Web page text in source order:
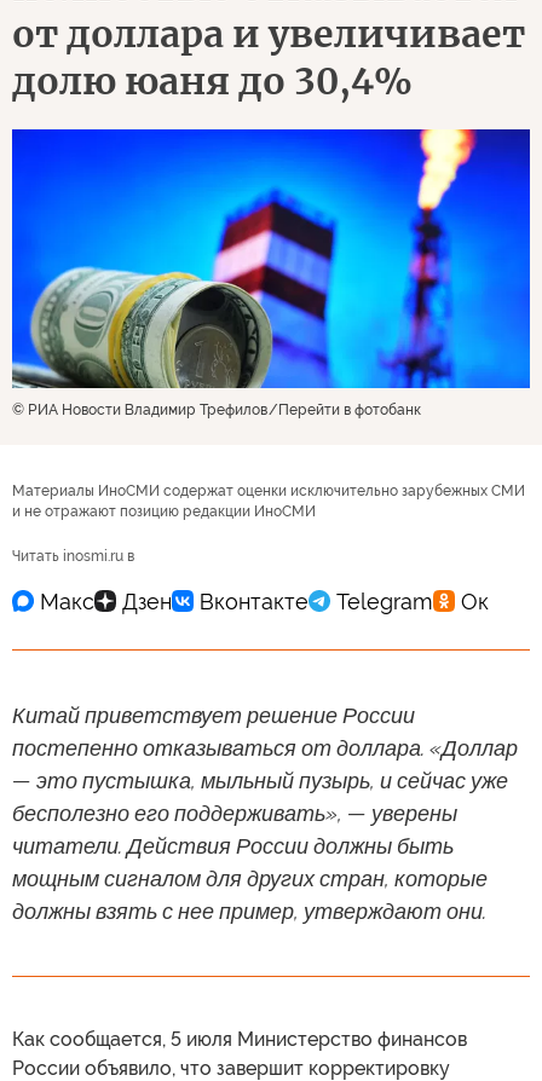
от доллара и увеличивает
долю юаня до 30,4%
© РИА Новости Владимир Трефилов Перейти в фотобанк
Материалы ИноСМИ содержат оценки исключительно зарубежных СМИ
и не отражают позицию редакции ИноСМИ
Читать inosmi.ru в
Китай приветствует решение России
постепенно отказываться от доллара. «Доллар
— это пустышка, мыльный пузырь, и сейчас уже
бесполезно его поддерживать», — уверены
читатели. Действия России должны быть
мощным сигналом для других стран, которые
должны взять с нее пример, утверждают они.
Как сообщается, 5 июля Министерство финансов
России объявило, что завершит корректировку